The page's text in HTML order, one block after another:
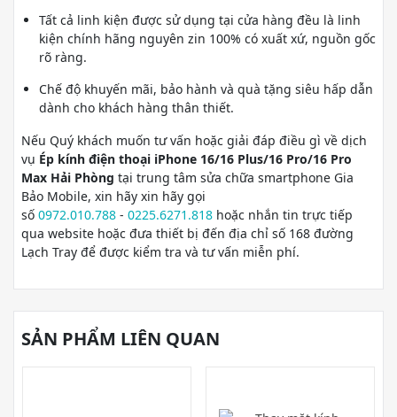
Tất cả linh kiện được sử dụng tại cửa hàng đều là linh
kiện chính hãng nguyên zin 100% có xuất xứ, nguồn gốc
rõ ràng.
Chế độ khuyến mãi, bảo hành và quà tặng siêu hấp dẫn
dành cho khách hàng thân thiết.
Nếu Quý khách muốn tư vấn hoặc giải đáp điều gì về dịch
vụ Ép kính điện thoại iPhone 16/16 Plus/16 Pro/16 Pro
Max Hải Phòng tại trung tâm sửa chữa smartphone Gia
Bảo Mobile, xin hãy xin hãy gọi
số 0972.010.788 - 0225.6271.818 hoặc nhắn tin trực tiếp
qua website hoặc đưa thiết bị đến địa chỉ số 168 đường
Lạch Tray để được kiểm tra và tư vấn miễn phí.
SẢN PHẨM LIÊN QUAN